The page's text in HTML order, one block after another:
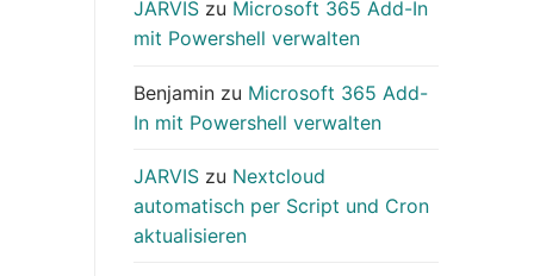
JARVIS zu Microsoft 365 Add-In
mit Powershell verwalten
Benjamin zu Microsoft 365 Add-
In mit Powershell verwalten
JARVIS zu Nextcloud
automatisch per Script und Cron
aktualisieren